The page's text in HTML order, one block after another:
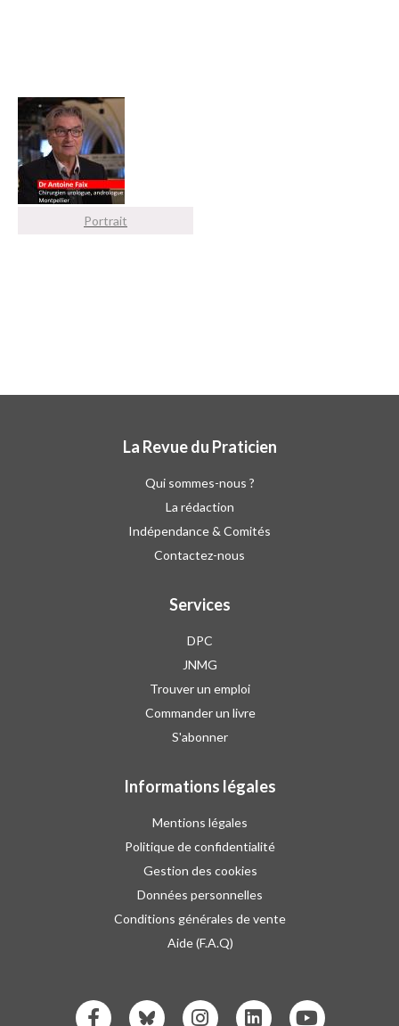
Portrait
La Revue du Praticien
Qui sommes-nous ?
La rédaction
Indépendance & Comités
Contactez-nous
Services
DPC
JNMG
Trouver un emploi
Commander un livre
S'abonner
Informations légales
Mentions légales
Politique de confidentialité
Gestion des cookies
Données personnelles
Conditions générales de vente
Aide (F.A.Q)